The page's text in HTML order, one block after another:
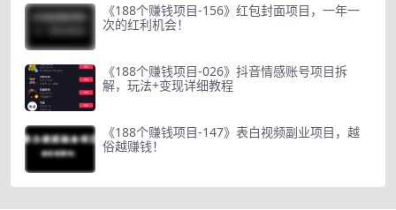
《188个赚钱项目-156》红包封面项目，一年一
次的红利机会！
《188个赚钱项目-026》抖音情感账号项目拆
解，玩法+变现详细教程
《188个赚钱项目-147》表白视频副业项目，越
俗越赚钱！